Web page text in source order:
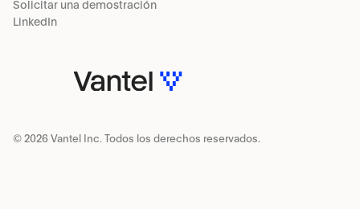
Solicitar una demostración
LinkedIn
© 2026 Vantel Inc. Todos los derechos reservados.